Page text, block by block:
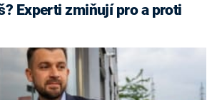
Experti zmiňují pro a proti